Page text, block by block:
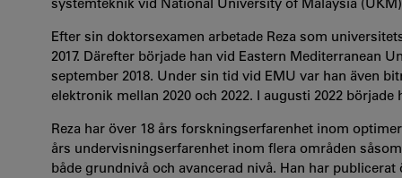
Efter sin doktorsexamen arbetade Reza som
2017. Därefter började han vid Eastern Mediterranean
september 2018. Under sin tid vid EMU var han även
elektronik mellan 2020 och 2022. I augusti 2022
Reza har över 18 års forskningserfarenhet inom
års undervisningserfarenhet inom flera områden
både grundnivå och avancerad nivå. Han har